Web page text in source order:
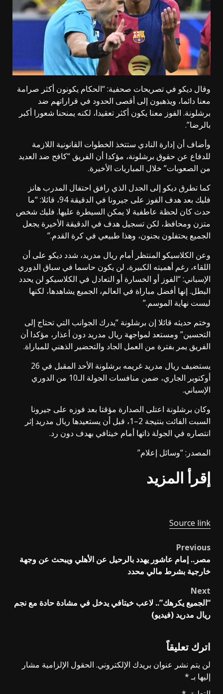
وقال ديكو في تصريحات صحفية: “الحكام يكونون أكثر صرامة
معنا دائما، ويذهبون إلى أقصى الحدود في قراراتهم ضد
برشلونة. الفوز معنا يكون أكثر تعقيدا، لكنه يمنحنا شعورا أكبر
بالرضا”.
وأضاف أن إدارة النادي ستتخذ الخطوات القانونية اللازمة
للدفاع عن حقوق برشلونة، مؤكدا أن الفريق “كافح ضد العديد
من الصعوبات” خلال المباريات الأخيرة.
كما تطرق ديكو إلى الجدل الذي رافق احتفال المدرب هانز
فليك بعد هدف الفوز على جيرونا في الدقيقة 94، قائلا: “ما
حدث كان لحظة عاطفية لا يمكن السيطرة عليها. فليك شخص
متزن ومحافظ، لكن تسجيل هدف في الدقيقة الأخيرة يجعل
الجميع يحتفلون بجنون، وهذا طبيعي في كرة القدم.”
وعن الكلاسيكو المنتظر أمام ريال مدريد، شدد ديكو على أن
اللقاء، رغم أهميته الكبيرة، لن يكون حاسما في سباق الدوري
الإسباني: “الفوز أو الخسارة أو التعادل في الكلاسيكو لن يحدد
البطل. إنها أفضل مباراة في العالم، الجميع يشاهدها، لكنها
ليست نهاية الموسم.”
وختم حديثه قائلا إن برشلونة “يدرك الجوانب التي تحتاج إلى
التحسين” ومستعد لمواجهة ريال مدريد دون أعذار، مؤكدا أن
الفريق يمر بفترة من العمل الجاد والتحضير الذهني للمباراة.
يستضيف ريال مدريد غريمه برشلونة الأحد المقبل في 26
أوكتوبر الجاري، ضمن منافسات الجولة الـ10 من الدوري
الإسباني.
وكان برشلونة اعتلى الصدارة مؤقتا بعد فوزه على جيرونا
السبت الفائت بنتيجة 2–1، قبل أن يستعيدها ريال مدريد إثر
انتصاره في الجولة ذاتها أمام خيتافي بهدف دون رد.
المصدر: “وسائل إعلام”
إقرأ المزيد
Source link
Post
navigation
Previous
مصر.. إمام عاشور يهدد بالرحيل عن الأهلي ويبحث عن وجهة
خارجية بشرط مالي محدد
Next
“الجميع يكرهك”.. لاعب خيتافي يدخل في مشادة حادة مع نجم
ريال مدريد (فيديو)
اترك تعليقاً
لن يتم نشر عنوان بريدك الإلكتروني. الحقول الإلزامية مشار
إليها بـ*